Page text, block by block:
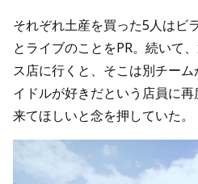
それぞれ土産を買った5人はビ
とライブのことをPR。続いて
ス店に行くと、そこは別チー
イドルが好きだという店員に
来てほしいと念を押していた。